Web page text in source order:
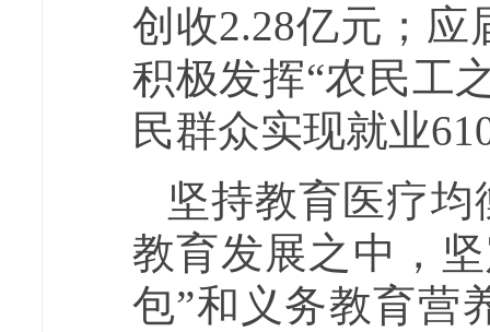
创收2.28亿元；应
积极发挥“农民工
民群众实现就业
坚持教育医疗
教育发展之中，
包”和义务教育营